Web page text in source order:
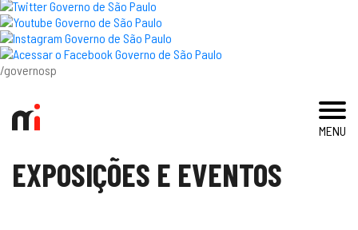
/governosp
MENU
exposições e eventos
acervo e pesquisa
museu
EXPOSIÇÕES E EVENTOS